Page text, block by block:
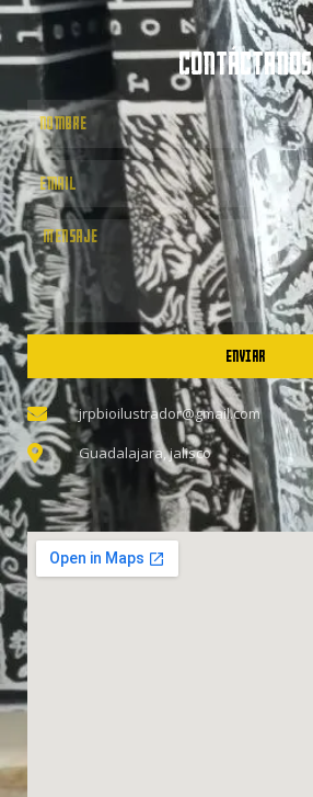
CONTÁCTANOS
ENVIAR
jrpbioilustrador@gmail.com
Guadalajara, jalisco